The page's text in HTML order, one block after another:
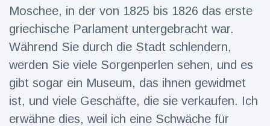
Moschee, in der von 1825 bis 1826 das erste
griechische Parlament untergebracht war.
Während Sie durch die Stadt schlendern,
werden Sie viele Sorgenperlen sehen, und es
gibt sogar ein Museum, das ihnen gewidmet
ist, und viele Geschäfte, die sie verkaufen. Ich
erwähne dies, weil ich eine Schwäche für